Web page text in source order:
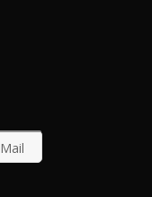
Mail